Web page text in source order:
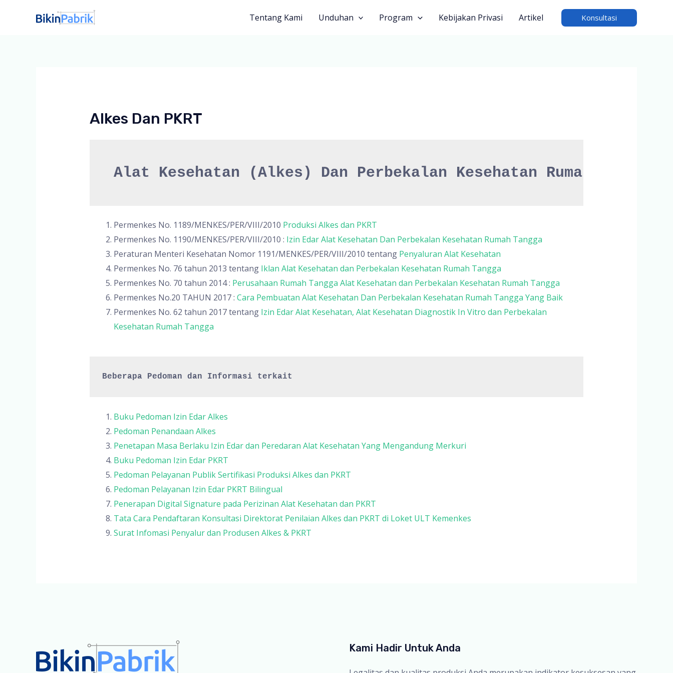
Tentang Kami Unduhan Program Kebijakan Privasi Artikel Konsultasi
Alkes Dan PKRT
Alat Kesehatan (Alkes) Dan Perbekalan Kesehatan Rumah Tangga
Permenkes No. 1189/MENKES/PER/VIII/2010 Produksi Alkes dan PKRT
Permenkes No. 1190/MENKES/PER/VIII/2010 : Izin Edar Alat Kesehatan Dan Perbekalan Kesehatan Rumah Tangga
Peraturan Menteri Kesehatan Nomor 1191/MENKES/PER/VIII/2010 tentang Penyaluran Alat Kesehatan
Permenkes No. 76 tahun 2013 tentang Iklan Alat Kesehatan dan Perbekalan Kesehatan Rumah Tangga
Permenkes No. 70 tahun 2014 : Perusahaan Rumah Tangga Alat Kesehatan dan Perbekalan Kesehatan Rumah Tangga
Permenkes No.20 TAHUN 2017 : Cara Pembuatan Alat Kesehatan Dan Perbekalan Kesehatan Rumah Tangga Yang Baik
Permenkes No. 62 tahun 2017 tentang Izin Edar Alat Kesehatan, Alat Kesehatan Diagnostik In Vitro dan Perbekalan
Kesehatan Rumah Tangga
Beberapa Pedoman dan Informasi terkait
Buku Pedoman Izin Edar Alkes
Pedoman Penandaan Alkes
Penetapan Masa Berlaku Izin Edar dan Peredaran Alat Kesehatan Yang Mengandung Merkuri
Buku Pedoman Izin Edar PKRT
Pedoman Pelayanan Publik Sertifikasi Produksi Alkes dan PKRT
Pedoman Pelayanan Izin Edar PKRT Bilingual
Penerapan Digital Signature pada Perizinan Alat Kesehatan dan PKRT
Tata Cara Pendaftaran Konsultasi Direktorat Penilaian Alkes dan PKRT di Loket ULT Kemenkes
Surat Infomasi Penyalur dan Produsen Alkes & PKRT
Kami Hadir Untuk Anda